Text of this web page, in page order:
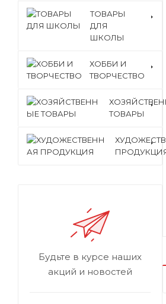
ТОВАРЫ
ДЛЯ
ШКОЛЫ
ХОББИ И
ТВОРЧЕСТВО
ТОВАРЫ
Будьте в курсе наших
акций и новостей